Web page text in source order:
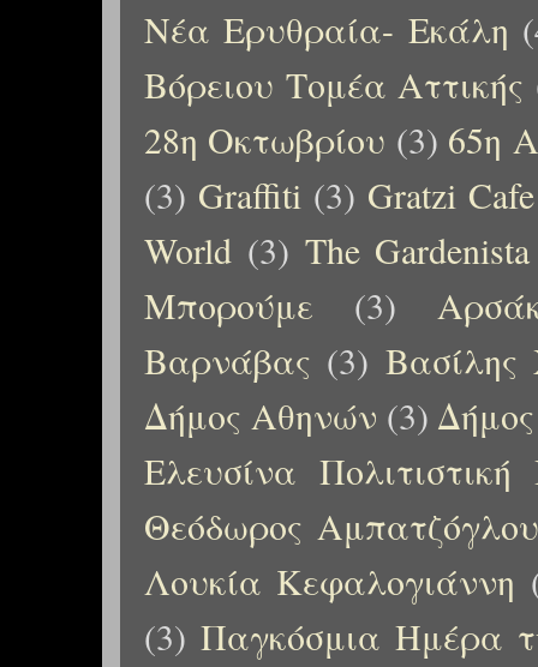
Νέα Ερυθραία- Εκάλη
Βόρειου Τομέα Αττικής
28η Οκτωβρίου (3) 65η
(3) Graffiti (3) Gratzi Cafe
World (3) The Gardenista
Μπορούμε
(3)
Βαρνάβας (3) Βασίλης
Δήμος Αθηνών (3)
Ελευσίνα
Θεόδωρος Αμπατζόγλου
Λουκία Κεφαλογιάννη
(3) Παγκόσμια Ημέρα